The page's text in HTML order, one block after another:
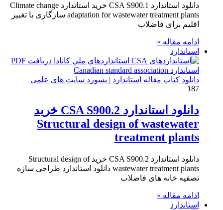
دانلود استاندارد CSA S900.1 خرید استاندارد Climate change
adaptation for wastewater treatment plants سازگاری با تغییر
اقلیم برای فاضلاب
ادامه مقاله »
استاندارد
دانلود کتاب مقاله استاندارد | پسورد سایت های علمی
187
دانلود استاندارد CSA S900.2 خرید
Structural design of wastewater
treatment plants
دانلود استاندارد CSA S900.2 خرید Structural design of
wastewater treatment plants دانلود استاندارد طراحی سازه
تصفیه خانه های فاضلاب
ادامه مقاله »
استاندارد